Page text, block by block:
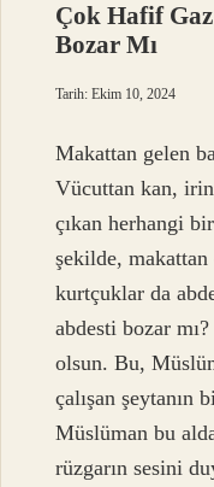
Çok Hafif
Bozar Mı
Tarih: Ekim 10, 2024
Makattan gelen
Vücuttan kan,
çıkan herhangi
şekilde, makattan
kurtçuklar da
abdesti bozar
olsun. Bu,
çalışan şeytanın
Müslüman bu
rüzgarın sesini